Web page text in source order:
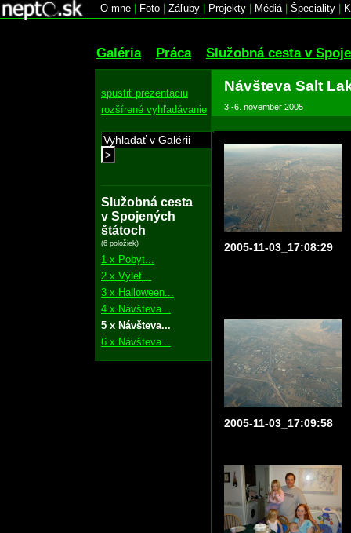
O mne Foto Záľuby Projekty Médiá| Špeciality
Galéria Práca Služobná cesta v
spustiť prezentáciu
rozšírené vyhľadávanie
>
Služobná cesta
v Spojených
štátoch
(6 položiek)
1 x Pobyt...
2 x Výlet...
3 x Halloween...
4 x Návšteva...
5 x Návšteva...
6 x Návšteva...
Návšteva Salt
3.-6. november 2005
2005-11-03_17:08:29
2005-11-03_17:09:58